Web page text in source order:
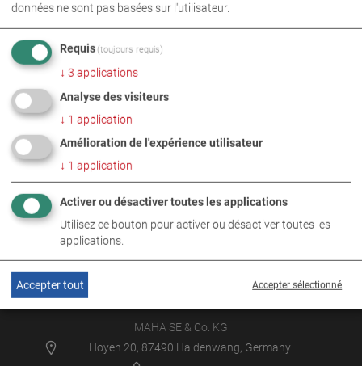
MAHA SE & Co. KG
Hoyen 20, 87490 Haldenwang, Germany
données ne sont pas basées sur l'utilisateur.
Requis (toujours requis)
↓ 3 applications
Analyse des visiteurs
↓ 1 application
Amélioration de l'expérience utilisateur
↓ 1 application
Activer ou désactiver toutes les applications
Utilisez ce bouton pour activer ou désactiver toutes les
applications.
Accepter sélectionné
Accepter tout